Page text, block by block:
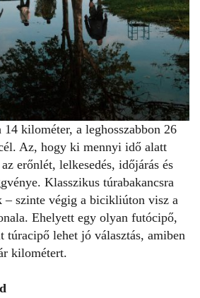
kilométer, a leghosszabbon 26
Az, hogy ki mennyi idő alatt
erőnlét, lelkesedés, időjárás és
Klasszikus túrabakancsra
– szinte végig a bicikliúton visz a
Ehelyett egy olyan futócipő,
túracipő lehet jó választás, amiben
kilométert.